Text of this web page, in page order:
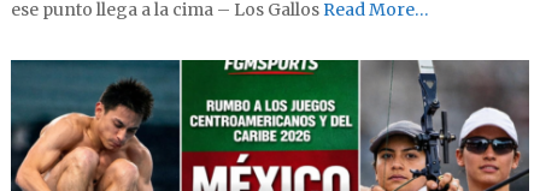
ese punto llega a la cima – Los GallosRead More…